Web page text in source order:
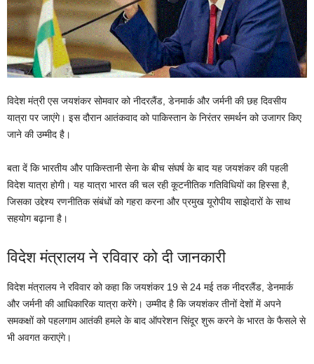
विदेश मंत्री एस जयशंकर सोमवार को नीदरलैंड, डेनमार्क और जर्मनी की छह दिवसीय
यात्रा पर जाएंगे। इस दौरान आतंकवाद को पाकिस्तान के निरंतर समर्थन को उजागर किए
जाने की उम्मीद है।
बता दें कि भारतीय और पाकिस्तानी सेना के बीच संघर्ष के बाद यह जयशंकर की पहली
विदेश यात्रा होगी। यह यात्रा भारत की चल रही कूटनीतिक गतिविधियों का हिस्सा है,
जिसका उद्देश्य रणनीतिक संबंधों को गहरा करना और प्रमुख यूरोपीय साझेदारों के साथ
सहयोग बढ़ाना है।
विदेश मंत्रालय ने रविवार को दी जानकारी
विदेश मंत्रालय ने रविवार को कहा कि जयशंकर 19 से 24 मई तक नीदरलैंड, डेनमार्क
और जर्मनी की आधिकारिक यात्रा करेंगे। उम्मीद है कि जयशंकर तीनों देशों में अपने
समकक्षों को पहलगाम आतंकी हमले के बाद ऑपरेशन सिंदूर शुरू करने के भारत के फैसले से
भी अवगत कराएंगे।